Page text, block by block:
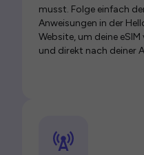
musst. Folge einfach
Anweisungen in der
Website, um deine
und direkt nach deiner